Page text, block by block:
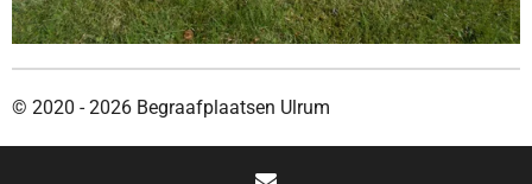
© 2020 - 2026 Begraafplaatsen Ulrum